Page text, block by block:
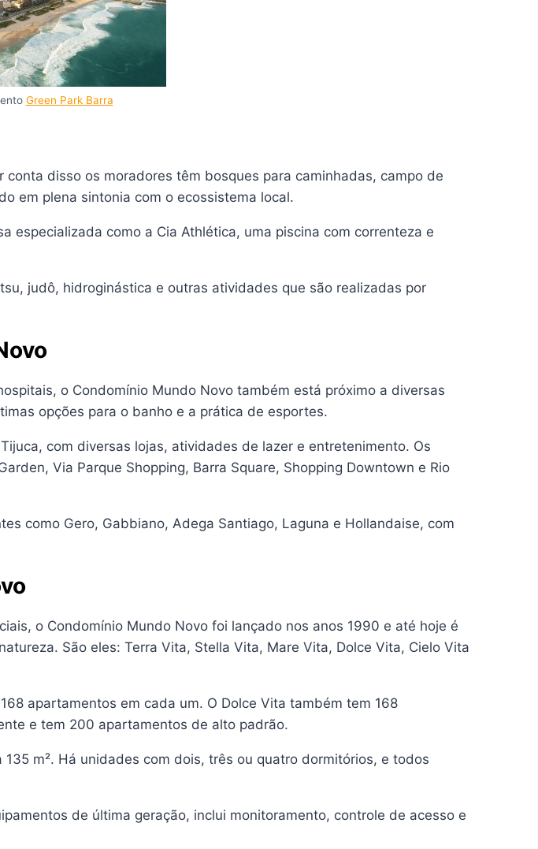
Green Park Barra
disso os moradores têm bosques para caminhadas, campo de
em plena sintonia com o ecossistema local.
especializada como a Cia Athlética, uma piscina com correnteza e
judô, hidroginástica e outras atividades que são realizadas por
o Condomínio Mundo Novo também está próximo a diversas
opções para o banho e a prática de esportes.
com diversas lojas, atividades de lazer e entretenimento. Os
Via Parque Shopping, Barra Square, Shopping Downtown e Rio
como Gero, Gabbiano, Adega Santiago, Laguna e Hollandaise, com
o Condomínio Mundo Novo foi lançado nos anos 1990 e até hoje é
São eles: Terra Vita, Stella Vita, Mare Vita, Dolce Vita, Cielo Vita
apartamentos em cada um. O Dolce Vita também tem 168
e tem 200 apartamentos de alto padrão.
m². Há unidades com dois, três ou quatro dormitórios, e todos
de última geração, inclui monitoramento, controle de acesso e